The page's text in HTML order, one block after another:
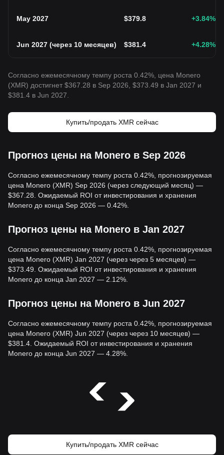
May 2027 $379.8 +3.84%
Jun 2027 (через 10 месяцев) $381.4 +4.28%
Согласно ежемесячному темпу роста 0.42%, цена Monero
(XMR) достигнет $367.28 в Sep 2026, $373.49 в Jan 2027 и
$381.4 в Jun 2027.
Купить/продать XMR сейчас
Прогноз цены на Monero в Sep 2026
Согласно ежемесячному темпу роста 0.42%, прогнозируемая
цена Monero (XMR) Sep 2026 (через следующий месяц) —
$367.28. Ожидаемый ROI от инвестирования и хранения
Monero до конца Sep 2026 — 0.42%.
Прогноз цены на Monero в Jan 2027
Согласно ежемесячному темпу роста 0.42%, прогнозируемая
цена Monero (XMR) Jan 2027 (через через 5 месяцев) —
$373.49. Ожидаемый ROI от инвестирования и хранения
Monero до конца Jan 2027 — 2.12%.
Прогноз цены на Monero в Jun 2027
Согласно ежемесячному темпу роста 0.42%, прогнозируемая
цена Monero (XMR) Jun 2027 (через через 10 месяцев) —
$381.4. Ожидаемый ROI от инвестирования и хранения
Monero до конца Jun 2027 — 4.28%.
Купить/продать XMR сейчас